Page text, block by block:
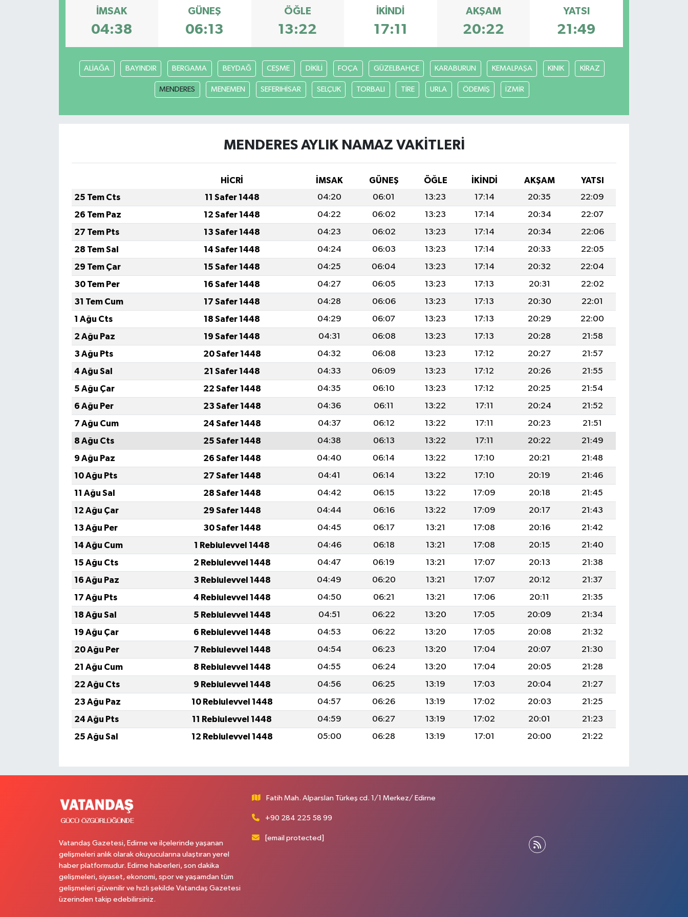
İMSAK
04:38
GÜNEŞ
06:13
ÖĞLE
13:22
İKINDI
17:11
AKŞAM
20:22
YATSI
21:49
ALİAĞA BAYINDIR BERGAMA BEYDAĞ CEŞME DİKİLİ FOÇA GÜZELBAHÇE KARABURUN KEMALPAŞA KINIK KİRAZ
MENDERES MENEMEN SEFERIHİSAR SELÇUK TORBALI TİRE URLA ÖDEMİŞ İZMİR
MENDERES AYLIK NAMAZ VAKITLERI
HİCRİ İMSAK GÜNEŞ ÖĞLE İKINDI AKŞAM
YATSI
25 Tem Cts
11 Safer 1448 04:20 06:01 13:23 17:14 20:35
22:09
26 Tem Paz
12 Safer 1448 04:22 06:02 13:23 17:14 20:34
22:07
27 Tem Pts
13 Safer 1448 04:23 06:02 13:23 17:14 20:34
22:06
28 Tem Sal
14 Safer 1448 04:24 06:03 13:23 17:14 20:33
22:05
29 Tem Çar
15 Safer 1448 04:25 06:04 13:23 17:14 20:32
22:04
30 Tem Per
16 Safer 1448 04:27 06:05 13:23 17:13 20:31
22:02
31 Tem Cum
17 Safer 1448 04:28 06:06 13:23 17:13 20:30
22:01
1 Ağu Cts
18 Safer 1448 04:29 06:07 13:23 17:13 20:29
22:00
2 Ağu Paz
19 Safer 1448 04:31 06:08 13:23 17:13 20:28
21:58
3 Ağu Pts
20 Safer 1448 04:32 06:08 13:23 17:12 20:27
21:57
4 Ağu Sal
21 Safer 1448 04:33 06:09 13:23 17:12 20:26
21:55
5 Ağu Çar
22 Safer 1448 04:35 06:10 13:23 17:12 20:25
21:54
6 Ağu Per
23 Safer 1448 04:36 06:11 13:22 17:11 20:24
21:52
7 Ağu Cum
24 Safer 1448 04:37 06:12 13:22 17:11 20:23
21:51
8 Ağu Cts
25 Safer 1448 04:38 06:13 13:22 17:11 20:22
21:49
9 Ağu Paz
26 Safer 1448 04:40 06:14 13:22 17:10 20:21
21:48
10 Ağu Pts
27 Safer 1448 04:41 06:14 13:22 17:10 20:19
21:46
11 Ağu Sal
28 Safer 1448 04:42 06:15 13:22 17:09 20:18
21:45
12 Ağu Çar
29 Safer 1448 04:44 06:16 13:22 17:09 20:17
21:43
13 Ağu Per
30 Safer 1448 04:45 06:17 13:21 17:08 20:16
21:42
14 Ağu Cum
1 Rebiulevvel 1448 04:46 06:18 13:21 17:08 20:15
21:40
15 Ağu Cts
2 Rebiulevvel 1448 04:47 06:19 13:21 17:07 20:13
21:38
16 Ağu Paz
3 Rebiulevvel 1448 04:49 06:20 13:21 17:07 20:12
21:37
17 Ağu Pts
4 Rebiulevvel 1448 04:50 06:21 13:21 17:06 20:11
21:35
18 Ağu Sal
5 Rebiulevvel 1448 04:51 06:22 13:20 17:05 20:09
21:34
19 Ağu Çar
6 Rebiulevvel 1448 04:53 06:22 13:20 17:05 20:08
21:32
20 Ağu Per
7 Rebiulevvel 1448 04:54 06:23 13:20 17:04 20:07
21:30
21 Ağu Cum
8 Rebiulevvel 1448 04:55 06:24 13:20 17:04 20:05
21:28
22 Ağu Cts
9 Rebiulevvel 1448 04:56 06:25 13:19 17:03 20:04
21:27
23 Ağu Paz
10 Rebiulevvel 1448 04:57 06:26 13:19 17:02 20:03
21:25
24 Ağu Pts
11 Rebiulevvel 1448 04:59 06:27 13:19 17:02 20:01
21:23
25 Ağu Sal
12 Rebiulevvel 1448 05:00 06:28 13:19 17:01 20:00 21:22
Vatandaş Gazetesi, Edirne ve ilçelerinde yaşanan
gelişmeleri anlık olarak okuyucularına ulaştıran yerel
haber platformudur. Edirne haberleri, son dakika
gelişmeleri, siyaset, ekonomi, spor ve yaşamdan tüm
gelişmeleri güvenilir ve hızlı şekilde Vatandaş Gazetesi
üzerinden takip edebilirsiniz.
Fatih Mah. Alparslan Türkeş cd. 1/1 Merkez/ Edirne
+90 284 225 58 99
[email protected]